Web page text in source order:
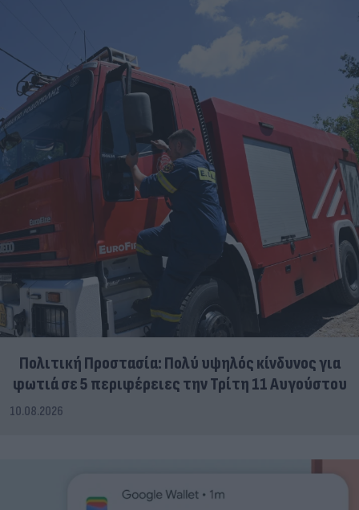
Πολιτική Προστασία: Πολύ υψηλός κίνδυνος για
φωτιά σε 5 περιφέρειες την Τρίτη 11 Αυγούστου
10.08.2026